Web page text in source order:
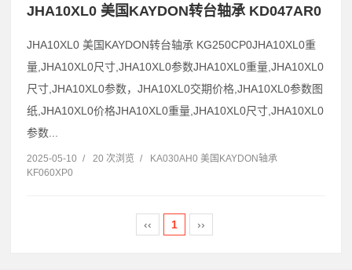
JHA10XL0 美国KAYDON转台轴承 KD047AR0
JHA10XL0 美国KAYDON转台轴承 KG250CP0JHA10XL0重
量,JHA10XL0尺寸,JHA10XL0参数JHA10XL0重量,JHA10XL0
尺寸,JHA10XL0参数，JHA10XL0交期价格,JHA10XL0参数图
纸,JHA10XL0价格JHA10XL0重量,JHA10XL0尺寸,JHA10XL0
参数...
2025-05-10 / 20 次浏览 /
KA030AH0 美国KAYDON轴承
KF060XP0
‹‹ 1 ››